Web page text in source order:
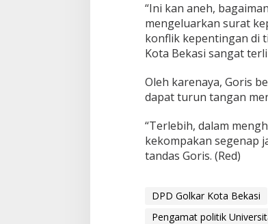
“Ini kan aneh,
mengeluarkan surat
konflik kepentingan di
Kota Bekasi sangat
Oleh karenaya, Goris
dapat turun tangan
“Terlebih, dalam
kekompakan segenap
tandas Goris. (Red)
DPD Golkar Kota Bekasi
Pengamat politik